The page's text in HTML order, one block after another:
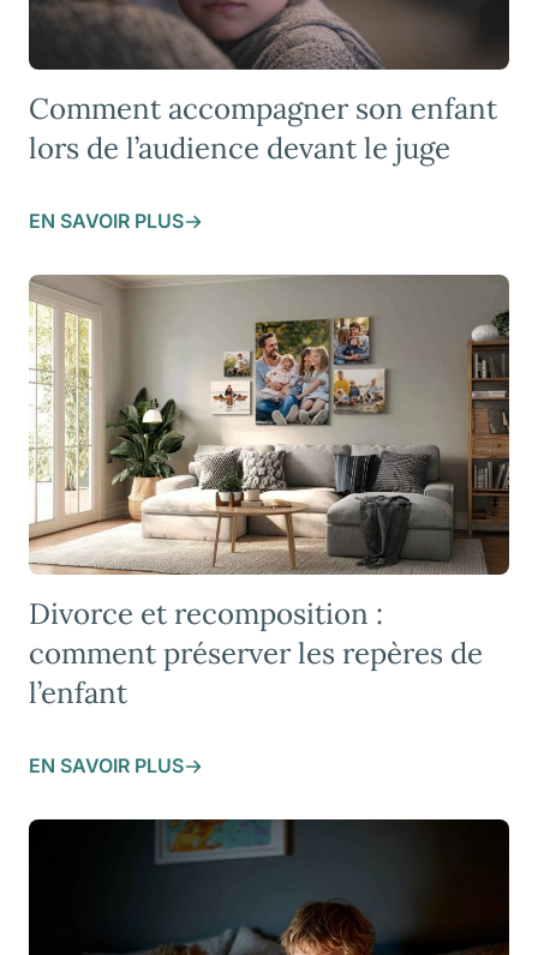
Comment accompagner son enfant
lors de l’audience devant le juge
EN SAVOIR PLUS
Divorce et recomposition :
comment préserver les repères de
l’enfant
EN SAVOIR PLUS